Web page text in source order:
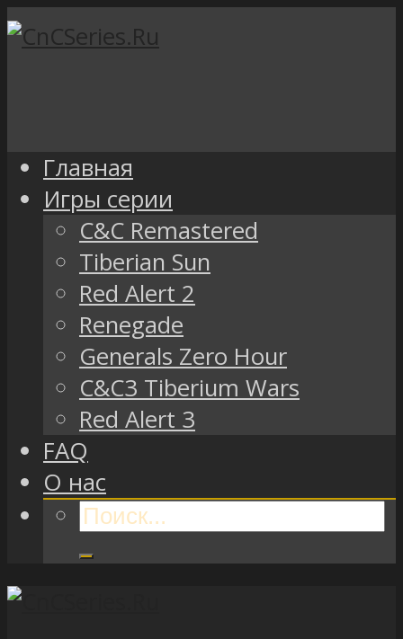
Главная
Игры серии
C&C Remastered
Tiberian Sun
Red Alert 2
Renegade
Generals Zero Hour
C&C3 Tiberium Wars
Red Alert 3
FAQ
О нас